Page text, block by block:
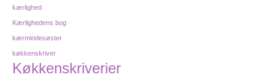
kærlighed
Kærlighedens bog
kærmindesøster
køkkenskriver
Køkkenskriverier